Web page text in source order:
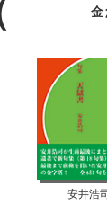
金
安井浩